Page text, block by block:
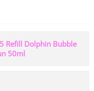
Refill Dolphin Bubble
50ml